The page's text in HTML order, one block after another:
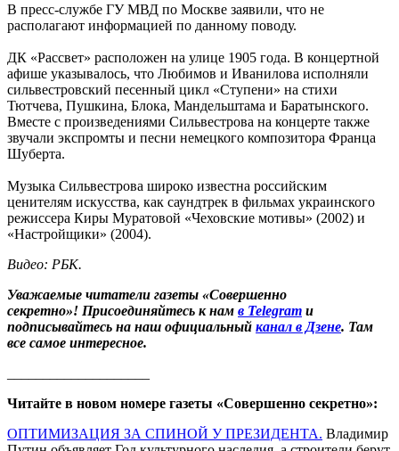
В пресс-службе ГУ МВД по Москве заявили, что не
располагают информацией по данному поводу.
ДК «Рассвет» расположен на улице 1905 года. В концертной
афише указывалось, что Любимов и Иванилова исполняли
сильвестровский песенный цикл «Ступени» на стихи
Тютчева, Пушкина, Блока, Мандельштама и Баратынского.
Вместе с произведениями Сильвестрова на концерте также
звучали экспромты и песни немецкого композитора Франца
Шуберта.
Музыка Сильвестрова широко известна российским
ценителям искусства, как саундтрек в фильмах украинского
режиссера Киры Муратовой «Чеховские мотивы» (2002) и
«Настройщики» (2004).
Видео: РБК.
Уважаемые читатели газеты «Совершенно
секретно»! Присоединяйтесь к нам в Telegram и
подписывайтесь на наш официальный канал в Дзене. Там
все самое интересное.
Читайте в новом номере газеты «Совершенно секретно»:
ОПТИМИЗАЦИЯ ЗА СПИНОЙ У ПРЕЗИДЕНТА. Владимир